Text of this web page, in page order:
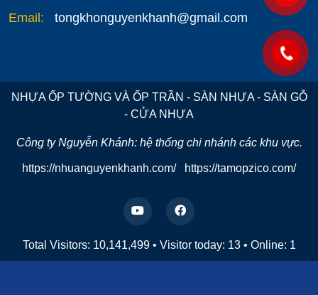
Email:
tongkhonguyenkhanh@gmail.com
NHỰA ỐP TƯỜNG VÀ ỐP TRẦN - SÀN NHỰA - SÀN GỖ
- CỬA NHỰA
Công ty Nguyễn Khánh: hệ thống chi nhánh các khu vực.
https://nhuanguyenkhanh.com/ https://tamopzico.com/
Total Visitors: 10,141,499 • Visitor today: 13 • Online: 1